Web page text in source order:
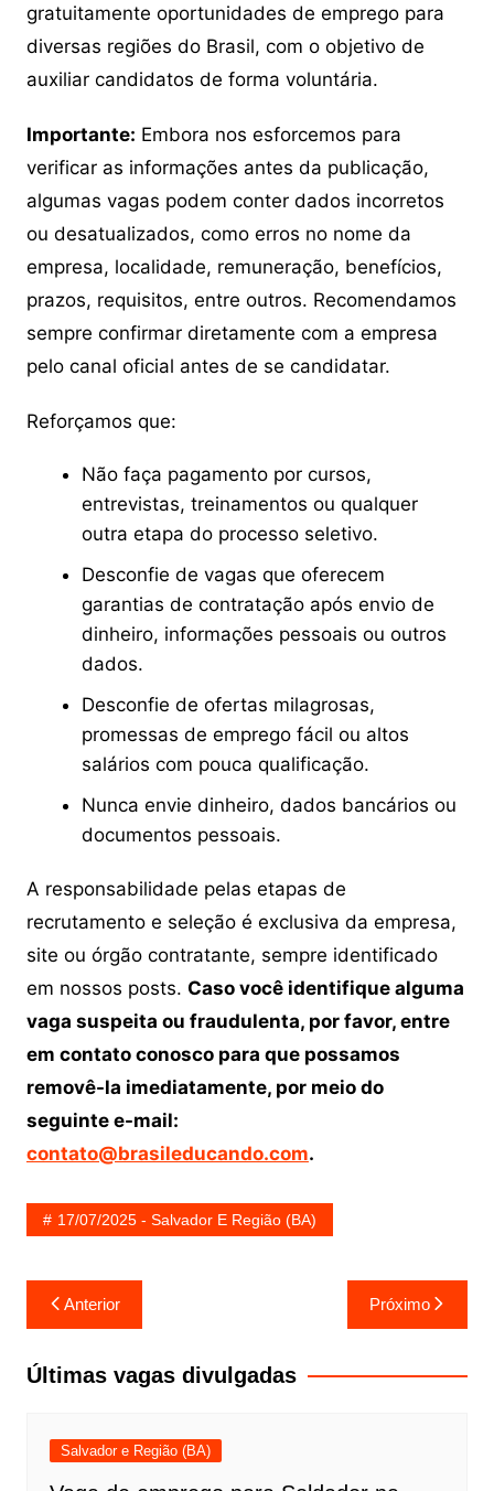
gratuitamente oportunidades de emprego para
diversas regiões do Brasil, com o objetivo de
auxiliar candidatos de forma voluntária.
Importante: Embora nos esforcemos para
verificar as informações antes da publicação,
algumas vagas podem conter dados incorretos
ou desatualizados, como erros no nome da
empresa, localidade, remuneração, benefícios,
prazos, requisitos, entre outros. Recomendamos
sempre confirmar diretamente com a empresa
pelo canal oficial antes de se candidatar.
Reforçamos que:
Não faça pagamento por cursos,
entrevistas, treinamentos ou qualquer
outra etapa do processo seletivo.
Desconfie de vagas que oferecem
garantias de contratação após envio de
dinheiro, informações pessoais ou outros
dados.
Desconfie de ofertas milagrosas,
promessas de emprego fácil ou altos
salários com pouca qualificação.
Nunca envie dinheiro, dados bancários ou
documentos pessoais.
A responsabilidade pelas etapas de
recrutamento e seleção é exclusiva da empresa,
site ou órgão contratante, sempre identificado
em nossos posts. Caso você identifique alguma
vaga suspeita ou fraudulenta, por favor, entre
em contato conosco para que possamos
removê-la imediatamente, por meio do
seguinte e-mail:
contato@brasileducando.com.
17/07/2025 - Salvador E Região (BA)
Navegação
de
Post
Anterior Próximo
Últimas vagas divulgadas
Salvador e Região (BA)